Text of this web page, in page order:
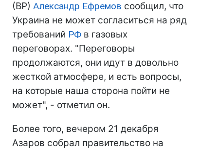
(ВР) Александр Ефремов сообщил, что
Украина не может согласиться на ряд
требований РФ в газовых
переговорах. "Переговоры
продолжаются, они идут в довольно
жесткой атмосфере, и есть вопросы,
на которые наша сторона пойти не
может", - отметил он.
Более того, вечером 21 декабря
Азаров собрал правительство на